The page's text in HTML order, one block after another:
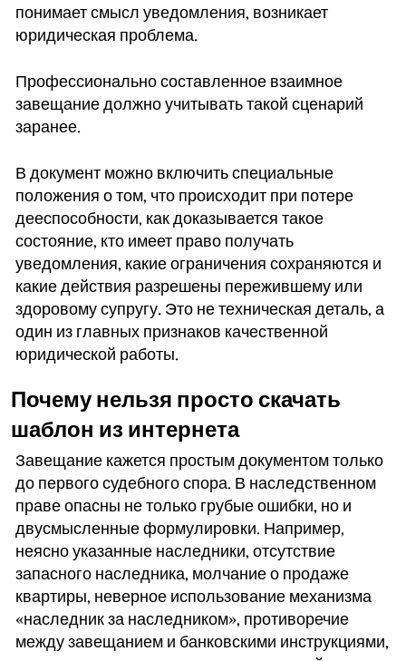
понимает смысл уведомления, возникает
юридическая проблема.
Профессионально составленное взаимное
завещание должно учитывать такой сценарий
заранее.
В документ можно включить специальные
положения о том, что происходит при потере
дееспособности, как доказывается такое
состояние, кто имеет право получать
уведомления, какие ограничения сохраняются и
какие действия разрешены пережившему или
здоровому супругу. Это не техническая деталь, а
один из главных признаков качественной
юридической работы.
Почему нельзя просто скачать
шаблон из интернета
Завещание кажется простым документом только
до первого судебного спора. В наследственном
праве опасны не только грубые ошибки, но и
двусмысленные формулировки. Например,
неясно указанные наследники, отсутствие
запасного наследника, молчание о продаже
квартиры, неверное использование механизма
«наследник за наследником», противоречие
между завещанием и банковскими инструкциями,